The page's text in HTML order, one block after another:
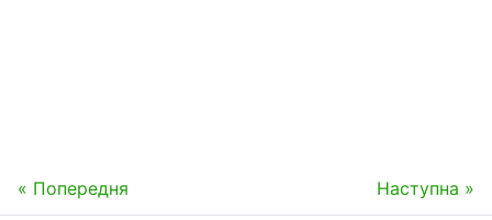
« Попередня Наступна »